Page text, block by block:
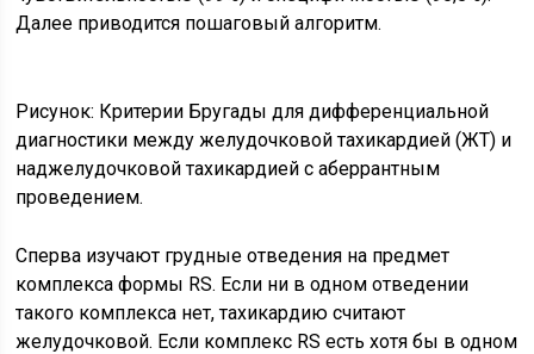
Далее приводится пошаговый алгоритм.
Рисунок: Критерии Бругады для дифференциальной
диагностики между желудочковой тахикардией (ЖТ) и
наджелудочковой тахикардией с аберрантным
проведением.
Сперва изучают грудные отведения на предмет
комплекса формы RS. Если ни в одном отведении
такого комплекса нет, тахикардию считают
желудочковой. Если комплекс RS есть хотя бы в одном